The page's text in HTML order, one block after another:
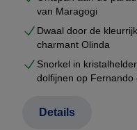
van Maragogi
Dwaal door de
charmant Olinda
Snorkel in
dolfijnen op Fernando
Details